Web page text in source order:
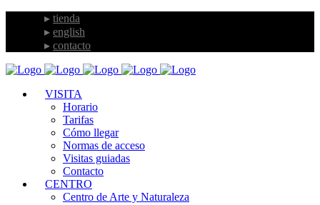
tienda
english
contacto
VISITA
Horario
Tarifas
Cómo llegar
Normas de acceso
Visitas guiadas
Contacto
CENTRO
Centro de Arte y Naturaleza